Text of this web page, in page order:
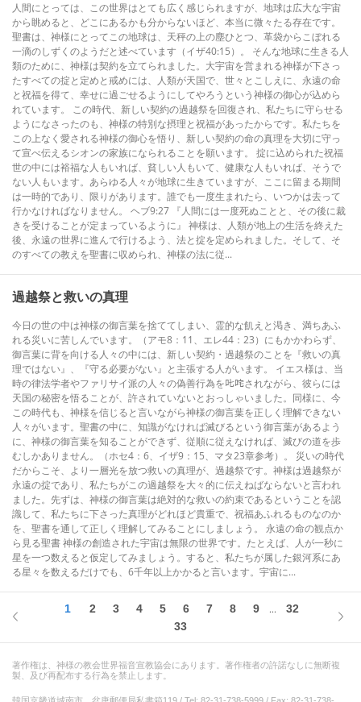
人間にとっては、この世界はとても広く感じられますが、地球は広大な宇宙
から眺めると、どこにあるかも分からないほど、本当に微々たる存在です。
聖書は、神様にとってこの地球は、天秤の上の塵ひとつ、革袋からこぼれる
一滴のしずくのようだと述べています（イザ40:15）。 そんな地球に生きる人
類のために、神様は契約を立てられました。大宇宙を営まれる神様が下さっ
たすべての掟と定めと戒めには、人類が天国で、世々とこしえに、永遠の命
と祝福を得て、幸せに過ごせるようにしてやろうという神様の御心が込めら
れています。 この時代、新しい契約の過越祭を回復され、私たちに守らせる
ようになさったのも、神様の特別な摂理と祝福があったからです。私たちを
この上なく愛される神様の御心を悟り、新しい契約の命の真理を大切に守っ
て宣べ伝えるシオンの家族になられることを願います。 掟に込められた祝福
世の中には裕福な人もいれば、貧しい人もいて、健康な人もいれば、そうで
ない人もいます。あらゆる人々が地球に生きていますが、ここに留まる期間
は一時的であり、限りがあります。誰でも一度生まれたら、いつかは去って
行かなければなりません。 ヘブ9:27 『人間には一度死ぬことと、その後に裁
きを受けることが定まっているように』 神様は、人類が地上の生活を終えた
後、永遠の世界に進んで行けるよう、法と掟を定められました。そして、そ
のすべての教えを聖書に収められ、神様の法に従...
過越祭と救いの真理
今日の世の中は神様の御言葉を捨ててしまい、霊的な飢えと渇き、満ちあふ
れる災いに苦しんでいます。（アモ8：11、エレ44：23）にもかかわらず、
御言葉に背を向ける人々の中には、新しい契約・過越祭のことを『救いの真
理ではない』、『守る必要がない』と主張する人がいます。 イエス様は、当
時の律法学者やファリサイ派の人々の偽善行為を𠮟咤されながら、彼らには
天国の秘密を悟ることが、許されていないとおっしゃいました。同様に、今
この時代も、神様を信じると言いながら神様の御言葉を正しく理解できない
人々がいます。聖書の中に、知識がなければ滅びるという御言葉があるよう
に、神様の御言葉を知ることができず、従順に従えなければ、滅びの道を歩
むしかありません。（ホセ4：6、イザ9：15、マタ23章参考）。 災いの時代
だからこそ、より一層光を放つ救いの真理が、過越祭です。神様は過越祭が
永遠の掟であり、私たちがこの過越祭を大々的に伝えねばならないと言われ
ました。先ずは、神様の御言葉は絶対的な救いの約束であるということを認
識して、私たちに下さった真理がどれほど貴重で、祝福あふれるものなのか
を、聖書を通して正しく理解してみることにしましょう。 永遠の命の観点か
ら見る聖書 神様の創造された宇宙は無限の世界です。たとえば、人が一秒に
星を一つ数えると仮定してみましょう。すると、私たちが属した銀河系にあ
る星々を数えるだけでも、6千年以上かかると言います。宇宙に...
1 2 3 4 5 6 7 8 9 ...
32
33
著作権は、神様の教会世界福音宣教協会にあります。著作権者の許諾なしに無断複
製、及び再配布する行為を禁止します。